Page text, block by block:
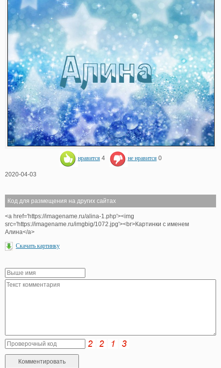
нравится 4 не нравится 0
2020-04-03
Код для размещения на других сайтах
<a href='https://imagename.ru/alina-1.php'><img
src='https://imagename.ru/imgbig/1072.jpg'><br>Картинки с именем
Алина</a>
Скачать картинку